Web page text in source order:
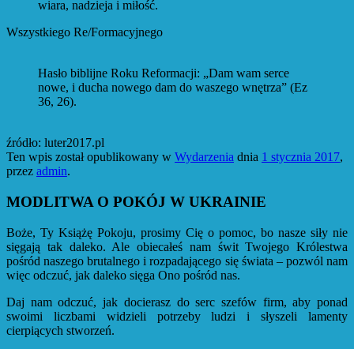
wiara, nadzieja i miłość.
Wszystkiego Re/Formacyjnego
Hasło biblijne Roku Reformacji: „Dam wam serce
nowe, i ducha nowego dam do waszego wnętrza” (Ez
36, 26).
źródło: luter2017.pl
Ten wpis został opublikowany w Wydarzenia dnia 1 stycznia 2017,
przez admin.
MODLITWA O POKÓJ W UKRAINIE
Boże, Ty Książę Pokoju, prosimy Cię o pomoc, bo nasze siły nie
sięgają tak daleko. Ale obiecałeś nam świt Twojego Królestwa
pośród naszego brutalnego i rozpadającego się świata – pozwól nam
więc odczuć, jak daleko sięga Ono pośród nas.
Daj nam odczuć, jak docierasz do serc szefów firm, aby ponad
swoimi liczbami widzieli potrzeby ludzi i słyszeli lamenty
cierpiących stworzeń.